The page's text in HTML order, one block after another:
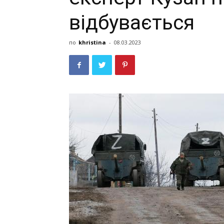
відбувається
по khristina - 08.03.2023